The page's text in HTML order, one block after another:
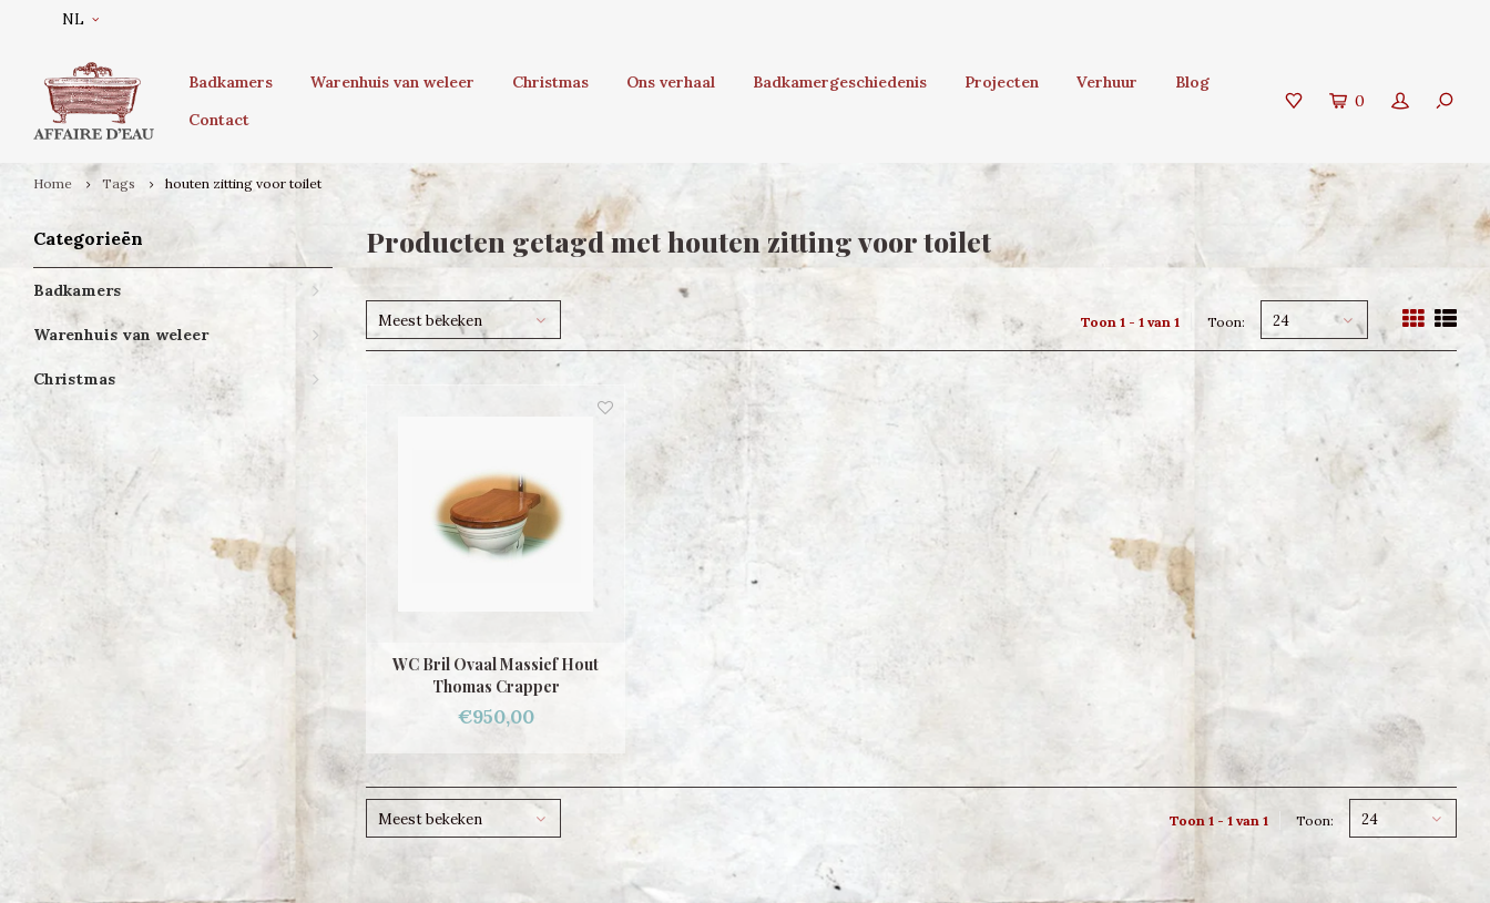
NL
Badkamers Warenhuis van weleer Christmas Ons verhaal Badkamergeschiedenis Projecten Verhuur
Blog
Contact
0
Home Tags houten zitting voor toilet
Categorieën
Badkamers
Warenhuis van weleer
Christmas
Producten getagd met houten zitting voor toilet
Meest bekeken Toon 1 - 1 van 1 Toon: 24
WC Bril Ovaal Massief Hout
Thomas Crapper
€950,00
Meest bekeken Toon 1 - 1 van 1 Toon: 24